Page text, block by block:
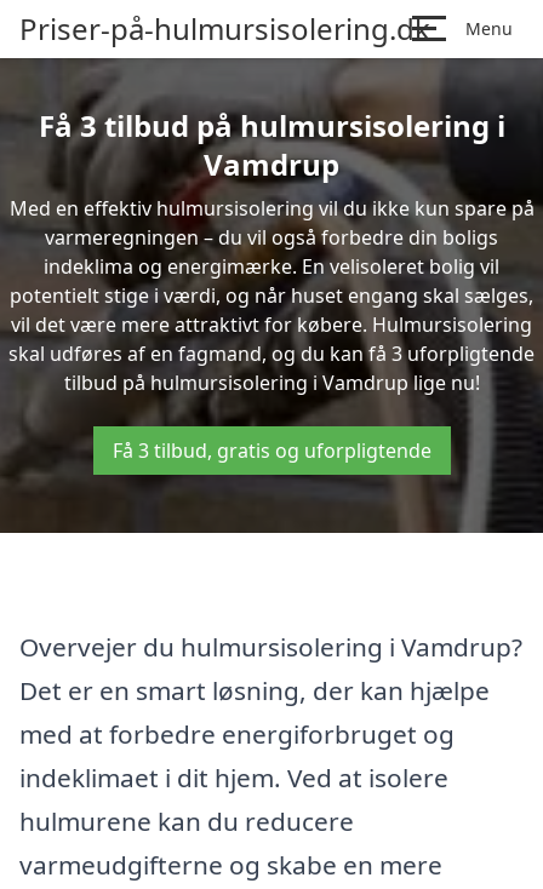
Priser-på-hulmursisolering.dk Menu
Få 3 tilbud på hulmursisolering i
Vamdrup
Med en effektiv hulmursisolering vil du ikke kun spare på
varmeregningen – du vil også forbedre din boligs
indeklima og energimærke. En velisoleret bolig vil
potentielt stige i værdi, og når huset engang skal sælges,
vil det være mere attraktivt for købere. Hulmursisolering
skal udføres af en fagmand, og du kan få 3 uforpligtende
tilbud på hulmursisolering i Vamdrup lige nu!
Få 3 tilbud, gratis og uforpligtende
Overvejer du hulmursisolering i Vamdrup?
Det er en smart løsning, der kan hjælpe
med at forbedre energiforbruget og
indeklimaet i dit hjem. Ved at isolere
hulmurene kan du reducere
varmeudgifterne og skabe en mere